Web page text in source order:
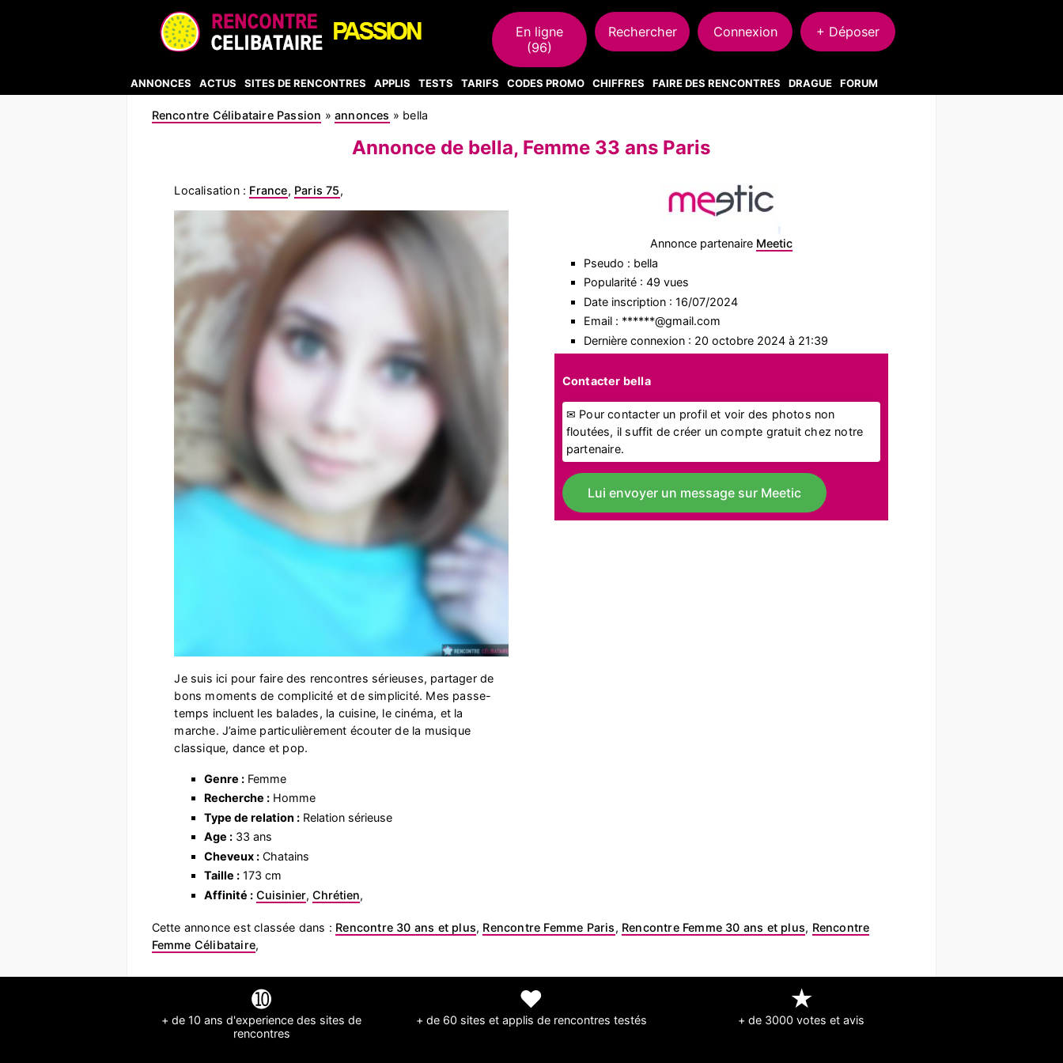
En ligne
(96)
Rechercher Connexion + Déposer
ANNONCES ACTUS SITES DE RENCONTRES APPLIS TESTS TARIFS CODES PROMO CHIFFRES FAIRE DES RENCONTRES DRAGUE FORUM
Rencontre Célibataire Passion »annonces » bella
Annonce de bella, Femme 33 ans Paris
Localisation : France, Paris 75,
Je suis ici pour faire des rencontres sérieuses, partager de
bons moments de complicité et de simplicité. Mes passe-
temps incluent les balades, la cuisine, le cinéma, et la
marche. J’aime particulièrement écouter de la musique
classique, dance et pop.
Genre :Femme
Recherche :Homme
Type de relation :Relation sérieuse
Age :33 ans
Cheveux :Chatains
Taille :173 cm
Affinité : Cuisinier, Chrétien,
Annonce partenaire Meetic
Pseudo : bella
Popularité : 49 vues
Date inscription : 16/07/2024
Email : ******@gmail.com
Dernière connexion : 20 octobre 2024 à 21:39
Contacter bella
✉ Pour contacter un profil et voir des photos non
floutées, il suffit de créer un compte gratuit chez notre
partenaire.
Lui envoyer un message sur Meetic
Cette annonce est classée dans : Rencontre 30 ans et plus, Rencontre Femme Paris, Rencontre Femme 30 ans et plus, Rencontre
Femme Célibataire,
➓
+ de 10 ans d'experience des sites de
rencontres
❤
+ de 60 sites et applis de rencontres testés
★
+ de 3000 votes et avis